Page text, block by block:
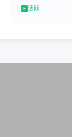
活跃